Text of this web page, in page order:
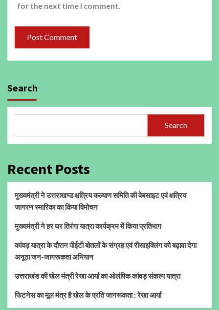
for the next time I comment.
Search
Search
Recent Posts
मुख्यमंत्री ने उत्तराखण्ड क्षत्रिय कल्याण समिति की वेबसाइट एवं क्षत्रिय
जागरण स्मारिका का किया विमोचन
मुख्यमंत्री ने हर घर तिरंगा यात्रा कार्यक्रम में किया प्रतिभाग
कांवड़ यात्रा के दौरान पीईटी बोतलों के संग्रह एवं रीसाइक्लिंग को बढ़ावा देगा
अनूठा जन-जागरूकता अभियान
उत्तराखंड की खेल मंत्री रेखा आर्या का ओलंपिक कांवड़ संकल्प यात्रा
फिटनेस का मूल मंत्र है खेल के प्रति जागरूकता : रेखा आर्या